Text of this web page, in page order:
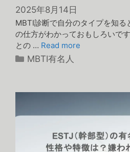
2025年8月14日
MBTI診断で自分のタイプを知る
の仕方がわかっておもしろいで
との … Read more
カ
リ
MBTI有名人